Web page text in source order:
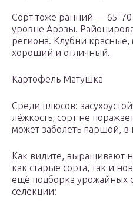
Сорт тоже ранний — 65-70
уровне Арозы.
региона. Клубни красные,
хороший и отличный.
Картофель Матушка
Среди плюсов:
лёжкость, сорт не
может заболеть паршой, в
Как видите, выращивают
как старые сорта, так и
ещё подборка урожайных
селекции: